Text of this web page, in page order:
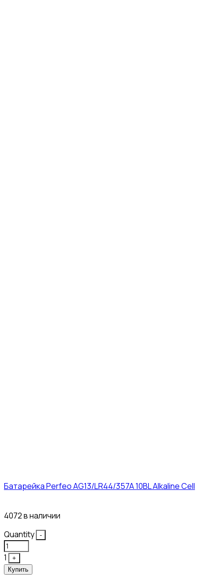
Батарейка Perfeo AG13/LR44/357A 10BL Alkaline Cell
4072 в наличии
Quantity
-
1
+
Купить